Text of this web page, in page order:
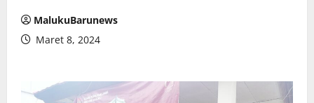
MalukuBarunews
Maret 8, 2024